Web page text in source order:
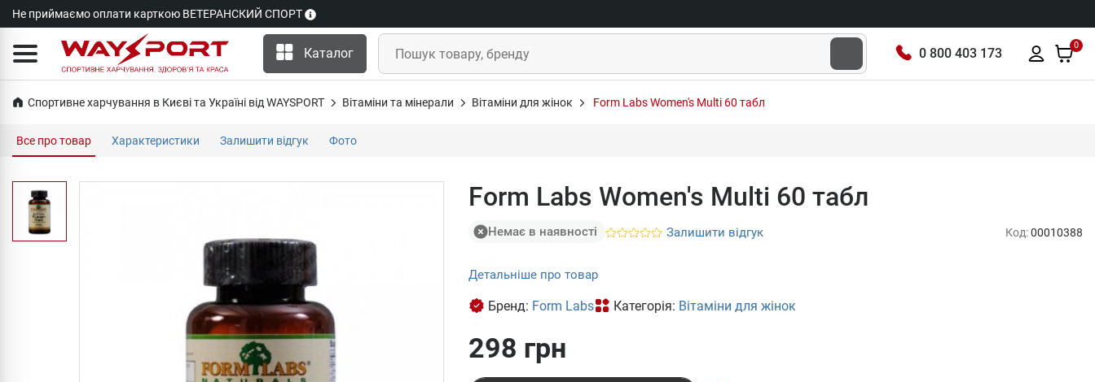
Не приймаємо оплати карткою ВЕТЕРАНСКИЙ СПОРТ
Каталог 0 800 403 173
0
Спортивне харчування в Києві та Україні від WAYSPORT Вітаміни та мінерали Вітаміни для жінок Form Labs Women's Multi 60 табл
Все про товар Характеристики Залишити відгук Фото
Form Labs Women's Multi 60 табл
Немає в наявності Залишити відгук Код:00010388
Детальніше про товар
Бренд: Form Labs Категорія: Вітаміни для жінок
298 грн